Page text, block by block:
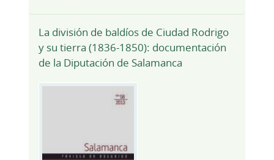
La división de baldíos de Ciudad Rodrigo
y su tierra (1836-1850): documentación
de la Diputación de Salamanca